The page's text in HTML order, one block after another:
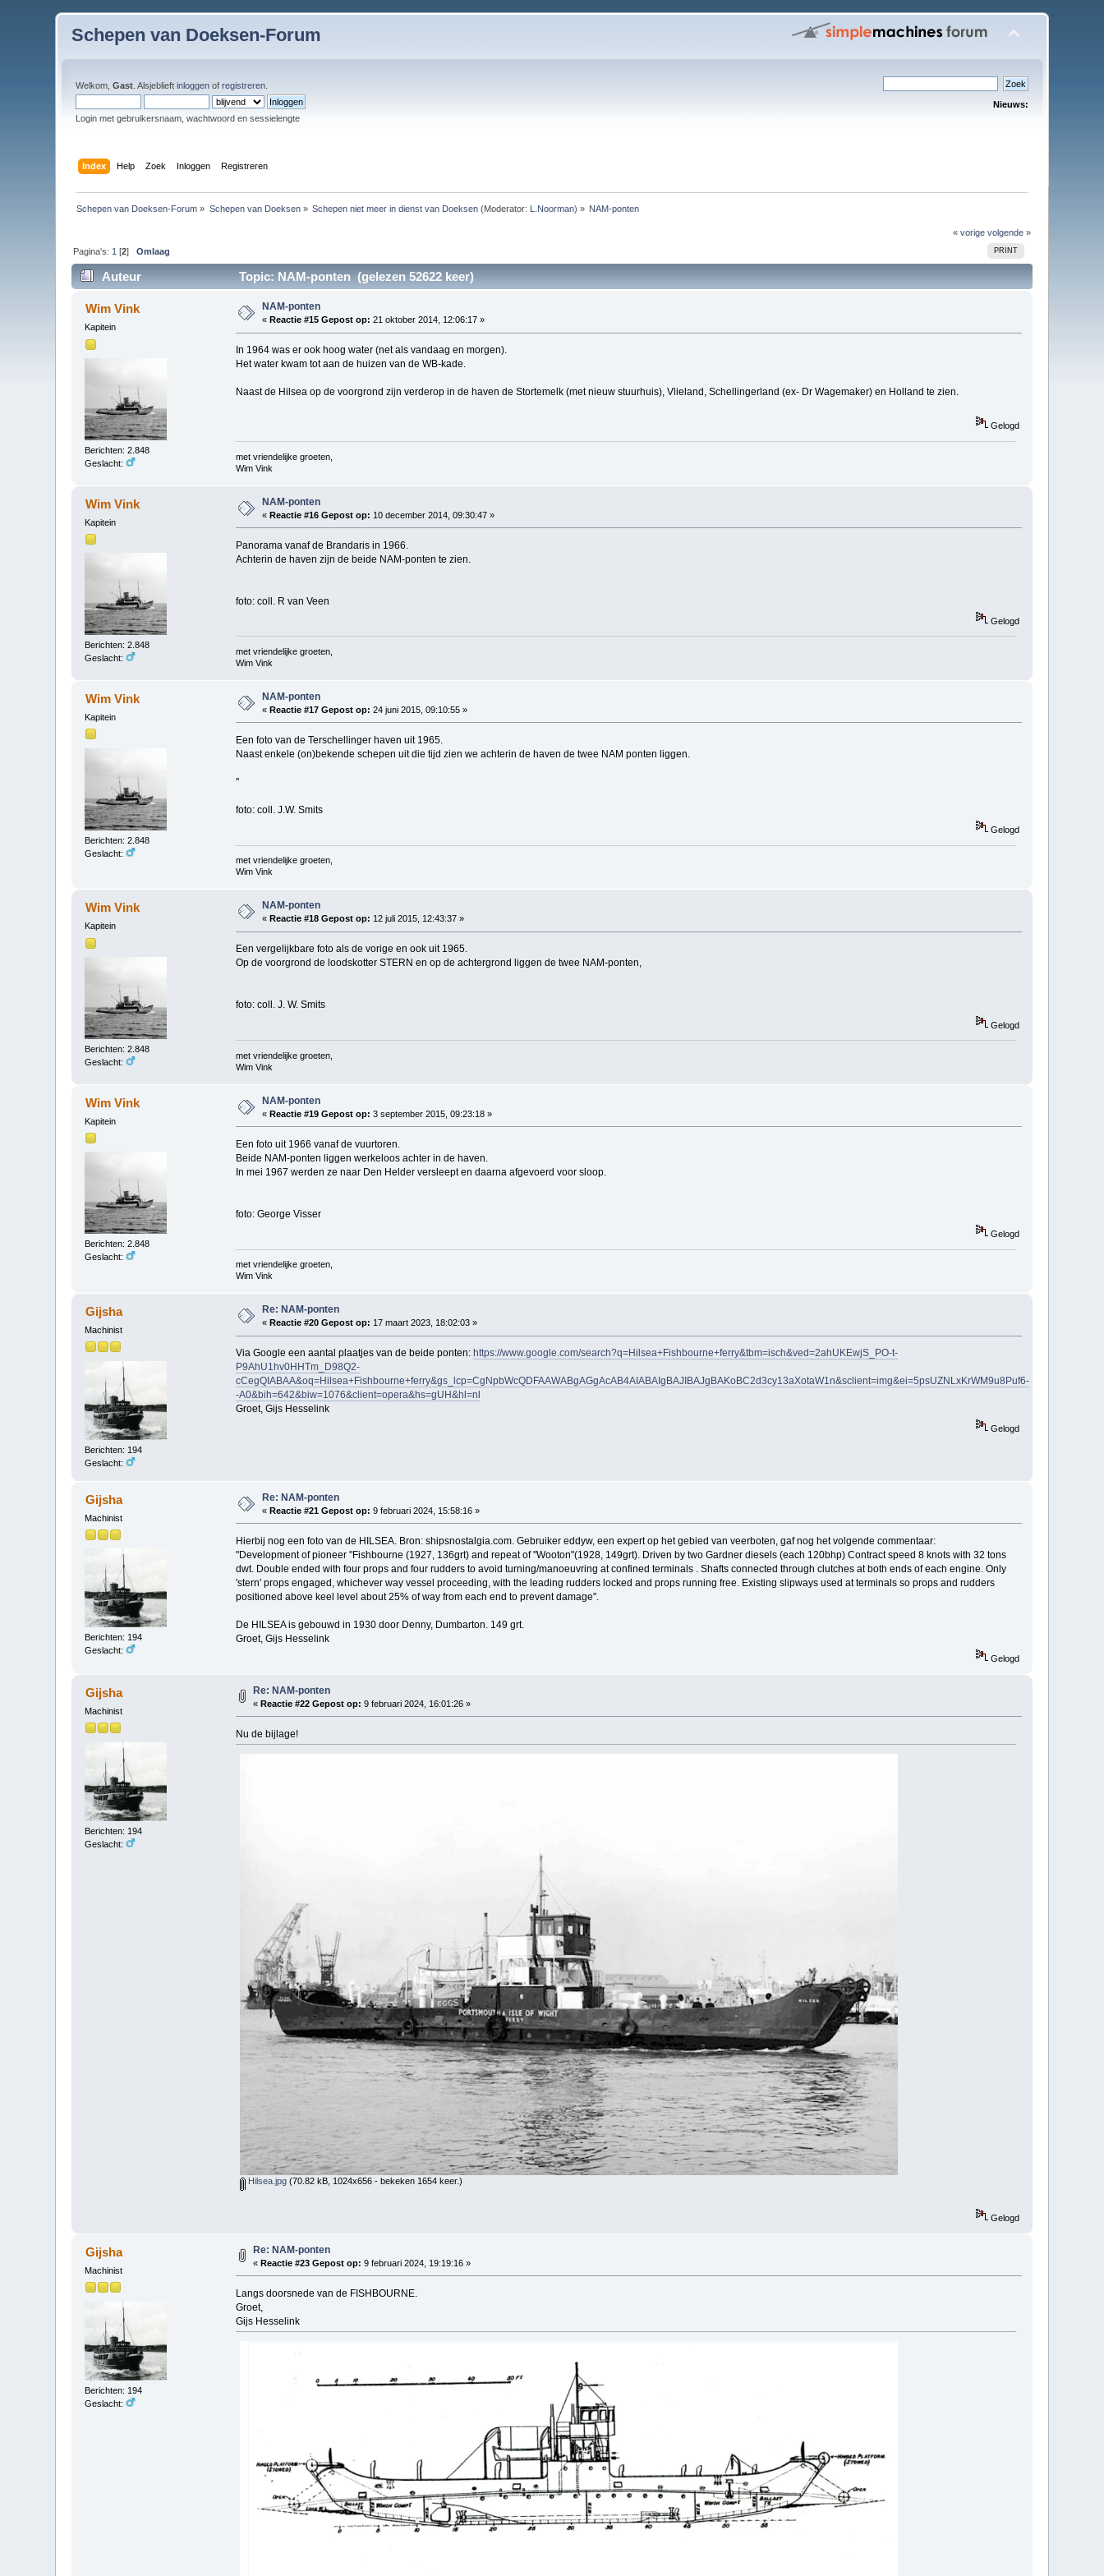
Schepen van Doeksen-Forum
Welkom,Gast . Alsjeblieftinloggen ofregistreren
Login met gebruikersnaam, wachtwoord en sessielengte
Nieuws:
Index Help Zoek Inloggen Registreren
Schepen van Doeksen-Forum » Schepen van Doeksen» Schepen niet meer in dienst van Doeksen (Moderator: L.Noorman) » NAM-ponten
« vorige volgende »
PRINT
Pagina's: 1 [2]Omlaag
Auteur Topic: NAM-ponten (gelezen 52622 keer)
Wim Vink
Kapitein
Berichten: 2.848
Geslacht:
NAM-ponten
« Reactie #15 Gepost op: 21 oktober 2014, 12:06:17 »
In 1964 was er ook hoog water (net als vandaag en morgen).
Het water kwam tot aan de huizen van de WB-kade.
Naast de Hilsea op de voorgrond zijn verderop in de haven de Stortemelk (met nieuw stuurhuis), Vlieland, Schellingerland (ex- Dr Wagemaker) en Holland te zien.
Gelogd
met vriendelijke groeten,
Wim Vink
Wim Vink
Kapitein
Berichten: 2.848
Geslacht:
NAM-ponten
«Reactie #16 Gepost op: 10 december 2014, 09:30:47 »
Panorama vanaf de Brandaris in 1966.
Achterin de haven zijn de beide NAM-ponten te zien.
foto: coll. R van Veen
Gelogd
met vriendelijke groeten,
Wim Vink
Wim Vink
Kapitein
Berichten: 2.848
Geslacht:
NAM-ponten
«Reactie #17 Gepost op: 24 juni 2015, 09:10:55 »
Een foto van de Terschellinger haven uit 1965.
Naast enkele (on)bekende schepen uit die tijd zien we achterin de haven de twee NAM ponten liggen.
''
foto: coll. J.W. Smits
Gelogd
met vriendelijke groeten,
Wim Vink
Wim Vink
Kapitein
Berichten: 2.848
Geslacht:
NAM-ponten
« Reactie #18 Gepost op: 12 juli 2015, 12:43:37 »
Een vergelijkbare foto als de vorige en ook uit 1965.
Op de voorgrond de loodskotter STERN en op de achtergrond liggen de twee NAM-ponten,
foto: coll. J. W. Smits
Gelogd
met vriendelijke groeten,
Wim Vink
Wim Vink
Kapitein
Berichten: 2.848
Geslacht:
NAM-ponten
«Reactie #19 Gepost op: 3 september 2015, 09:23:18 »
Een foto uit 1966 vanaf de vuurtoren.
Beide NAM-ponten liggen werkeloos achter in de haven.
In mei 1967 werden ze naar Den Helder versleept en daarna afgevoerd voor sloop.
foto: George Visser
Gelogd
met vriendelijke groeten,
Wim Vink
Gijsha
Machinist
Berichten: 194
Geslacht:
Re: NAM-ponten
«Reactie #20 Gepost op: 17 maart 2023, 18:02:03 »
Via Google een aantal plaatjes van de beide ponten: https://www.google.com/search?q=Hilsea+Fishbourne+ferry&tbm=isch&ved=2ahUKEwjS_PO-t-
P9AhU1hv0HHTm_D98Q2-
cCegQIABAA&oq=Hilsea+Fishbourne+ferry&gs_lcp=CgNpbWcQDFAAWABgAGgAcAB4AIABAIgBAJIBAJgBAKoBC2d3cy13aXotaW1n&sclient=img&ei=5psUZNLxKrWM9u8Puf6-
-A0&bih=642&biw=1076&client=opera&hs=gUH&hl=nl
Groet, Gijs Hesselink
Gelogd
Gijsha
Machinist
Berichten: 194
Geslacht:
Re: NAM-ponten
«Reactie #21 Gepost op: 9 februari 2024, 15:58:16 »
Hierbij nog een foto van de HILSEA. Bron: shipsnostalgia.com. Gebruiker eddyw, een expert op het gebied van veerboten, gaf nog het volgende commentaar:
"Development of pioneer "Fishbourne (1927, 136grt) and repeat of "Wooton"(1928, 149grt). Driven by two Gardner diesels (each 120bhp) Contract speed 8 knots with 32 tons
dwt. Double ended with four props and four rudders to avoid turning/manoeuvring at confined terminals . Shafts connected through clutches at both ends of each engine. Only
'stern' props engaged, whichever way vessel proceeding, with the leading rudders locked and props running free. Existing slipways used at terminals so props and rudders
positioned above keel level about 25% of way from each end to prevent damage".
De HILSEA is gebouwd in 1930 door Denny, Dumbarton. 149 grt.
Groet, Gijs Hesselink
Gelogd
Gijsha
Machinist
Berichten: 194
Geslacht:
Re: NAM-ponten
«Reactie #22 Gepost op: 9 februari 2024, 16:01:26 »
Nu de bijlage!
Hilsea.jpg (70.82 kB, 1024x656 - bekeken 1654 keer.)
Gelogd
Gijsha
Machinist
Berichten: 194
Geslacht:
Re: NAM-ponten
«Reactie #23 Gepost op: 9 februari 2024, 19:19:16 »
Langs doorsnede van de FISHBOURNE.
Groet,
Gijs Hesselink